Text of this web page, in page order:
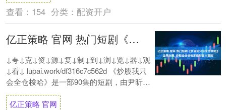
查看： 154 分类： 配资开户
亿正策略 官网 热门短剧《炒股我只会全仓梭哈》全网热播, 炒股全仓梭哈家庭财富大冒险
↓夸↓克↓资↓源↓复↓制↓到↓浏↓览↓器↓观
↓看↓ lupai.work/df316c7c562d 《炒股我只
会全仓梭哈》是一部90集的短剧，由尹昕、
安娜和吕萌....
亿正策略 官网